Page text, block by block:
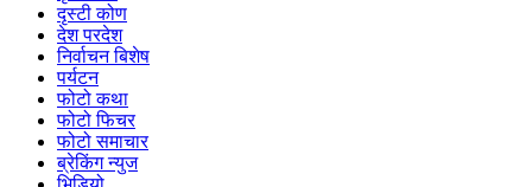
दृस्टी कोण
देश परदेश
निर्वाचन बिशेष
पर्यटन
फोटो कथा
फोटो फिचर
फोटो समाचार
ब्रेकिंग न्युज